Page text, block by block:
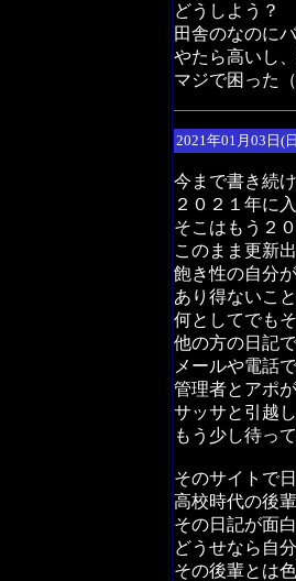
どうしよう？
田舎のなのに
やたら高いし
マジで困った（
2021年01月03日(
今まで書き続
２０２１年に
そこはもう２
このまま更新
飽き性の自分
あり得ないこと
何としてでも
他の方の日記
メールや電話
管理者とアポ
サッサと引越
もう少し待っ
そのサイトで
高校時代の後
その日記が面
どうせなら自
その後輩とは